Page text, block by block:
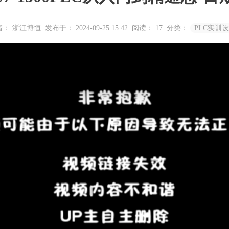
： 浙江博恒 发布于： 2024-09-25 15:42 阅读： 17 分类： PLC实训